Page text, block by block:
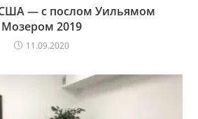
— с послом Уильямом
Мозером 2019
11.09.2020